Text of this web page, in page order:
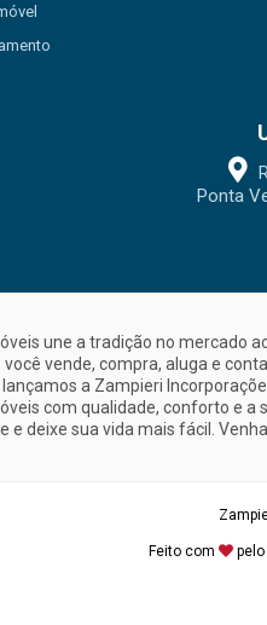
Ponta
une a tradição no mercado
você vende, compra, aluga e
a Zampieri
com qualidade, conforto e a
e deixe sua vida mais fácil.
Feito com
pelo